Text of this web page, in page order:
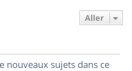
Aller
nouveaux sujets dans ce